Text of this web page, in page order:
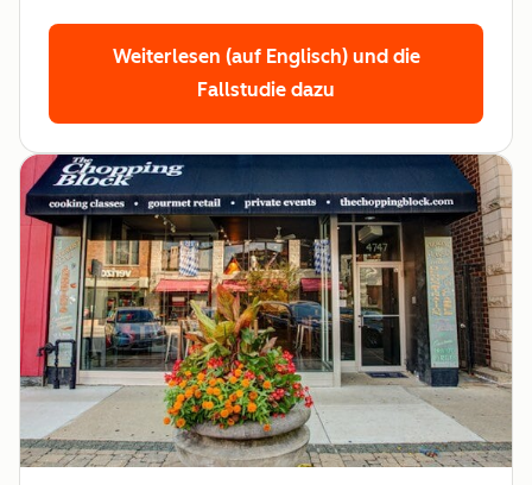
Weiterlesen (auf Englisch) und die
Fallstudie dazu